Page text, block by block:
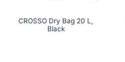
CROSSO Dry Bag 20 L,
Black